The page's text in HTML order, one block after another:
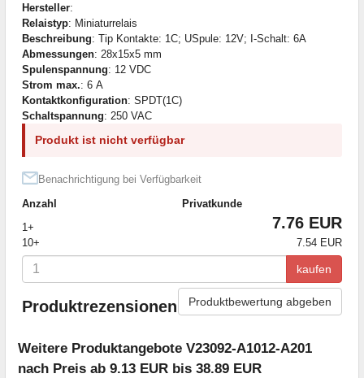
Hersteller:
Relaistyp: Miniaturrelais
Beschreibung: Tip Kontakte: 1C; USpule: 12V; I-Schalt: 6A
Abmessungen: 28x15x5 mm
Spulenspannung: 12 VDC
Strom max.: 6 А
Kontaktkonfiguration: SPDT(1C)
Schaltspannung: 250 VAC
Produkt ist nicht verfügbar
Benachrichtigung bei Verfügbarkeit
Anzahl
Privatkunde
1+
7.76 EUR
10+ 7.54 EUR
kaufen
Produktrezensionen Produktbewertung abgeben
Weitere Produktangebote V23092-A1012-A201
nach Preis ab 9.13 EUR bis 38.89 EUR